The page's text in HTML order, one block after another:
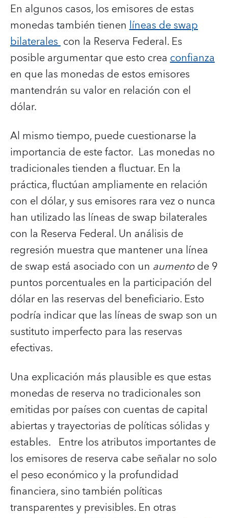
En algunos casos, los emisores de estas
monedas también tienen líneas de swap
bilateralescon la Reserva Federal. Es
posible argumentar que esto crea confianza
en que las monedas de estos emisores
mantendrán su valor en relación con el
dólar.
Al mismo tiempo, puede cuestionarse la
importancia de este factor. Las monedas no
tradicionales tienden a fluctuar. En la
práctica, fluctúan ampliamente en relación
con el dólar, y sus emisores rara vez o nunca
han utilizado las líneas de swap bilaterales
con la Reserva Federal. Un análisis de
regresión muestra que mantener una línea
de swap está asociado con un aumentode 9
puntos porcentuales en la participación del
dólar en las reservas del beneficiario. Esto
podría indicar que las líneas de swap son un
sustituto imperfecto para las reservas
efectivas.
Una explicación más plausible es que estas
monedas de reserva no tradicionales son
emitidas por países con cuentas de capital
abiertas y trayectorias de políticas sólidas y
estables. Entre los atributos importantes de
los emisores de reserva cabe señalar no solo
el peso económico y la profundidad
financiera, sino también políticas
transparentes y previsibles. En otras